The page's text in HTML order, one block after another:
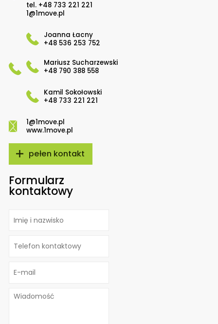
tel. +48 733 221 221
1@1move.pl
Joanna Łacny
+48 536 253 752
Mariusz Sucharzewski
+48 790 388 558
Kamil Sokołowski
+48 733 221 221
1@1move.pl
www.1move.pl
pełen kontakt
Formularz
kontaktowy